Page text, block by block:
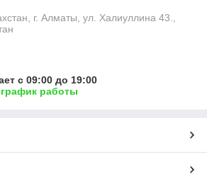
г. Алматы, ул. Халиуллина 43.,
с 09:00 до 19:00
работы